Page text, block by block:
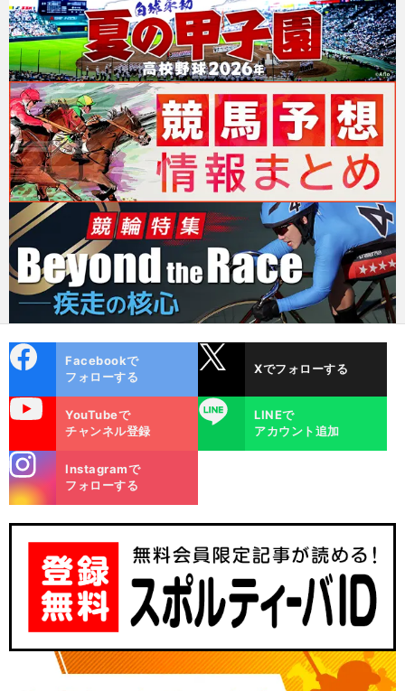
ok
Facebookで
フォローする
Xでフォローする
YouTubeで
チャンネル登録
LINE
LINEで
アカウント追加
m
Instagramで
フォローする